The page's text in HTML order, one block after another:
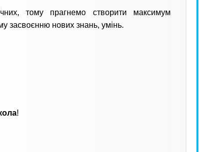
тому прагнемо створити максимум
засвоєнню нових знань, умінь.
!